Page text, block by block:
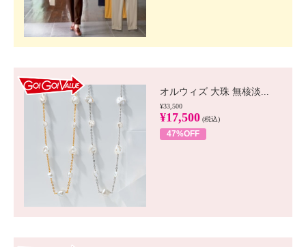
オルウィズ 大珠 無核淡...
¥33,500
¥17,500 (税込)
47%OFF